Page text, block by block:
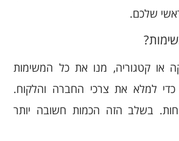
שלכם.
או קטגוריה, מנו את כל המשימות
למלא את צרכי החברה והלקוח.
בשלב הזה הכמות חשובה יותר